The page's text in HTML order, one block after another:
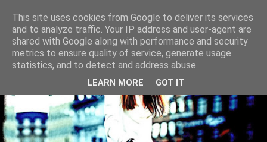
This site uses cookies from Google to deliver its services
and to analyze traffic. Your IP address and user-agent are
shared with Google along with performance and security
metrics to ensure quality of service, generate usage
statistics, and to detect and address abuse.
LEARN MORE GOT IT